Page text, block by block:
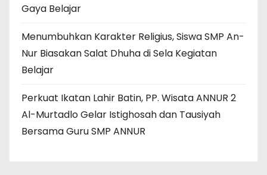
Gaya Belajar
Menumbuhkan Karakter Religius, Siswa SMP An-
Nur Biasakan Salat Dhuha di Sela Kegiatan
Belajar
Perkuat Ikatan Lahir Batin, PP. Wisata ANNUR 2
Al-Murtadlo Gelar Istighosah dan Tausiyah
Bersama Guru SMP ANNUR